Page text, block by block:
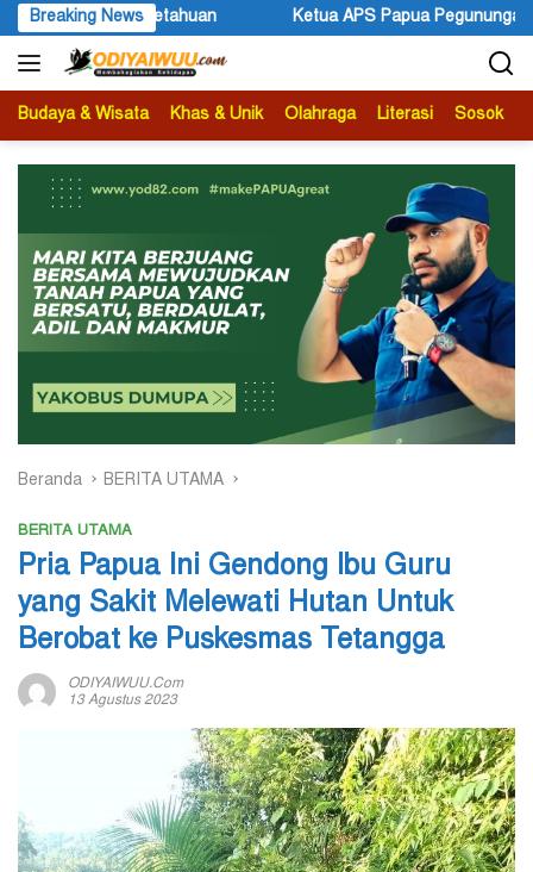
Langsung
ke
konten
Breaking News
Papua Pegunungan Sonni Lokobal: Kalau Mau KPK Audit Dana
Budaya & Wisata Khas & Unik Olahraga Literasi Sosok
Beranda BERITA UTAMA
BERITA UTAMA
Pria Papua Ini Gendong Ibu Guru
yang Sakit Melewati Hutan Untuk
Berobat ke Puskesmas Tetangga
ODIYAIWUU.com
13 Agustus 2023